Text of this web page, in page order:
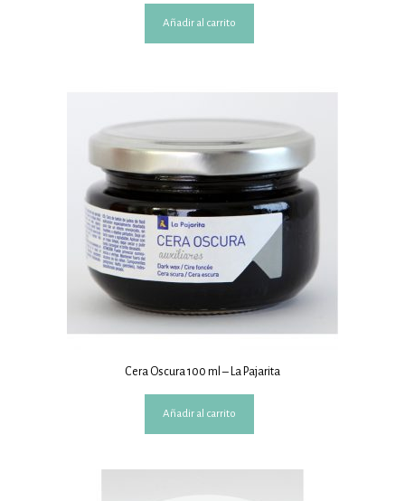
Añadir al carrito
Cera Oscura 100 ml – La Pajarita
Añadir al carrito